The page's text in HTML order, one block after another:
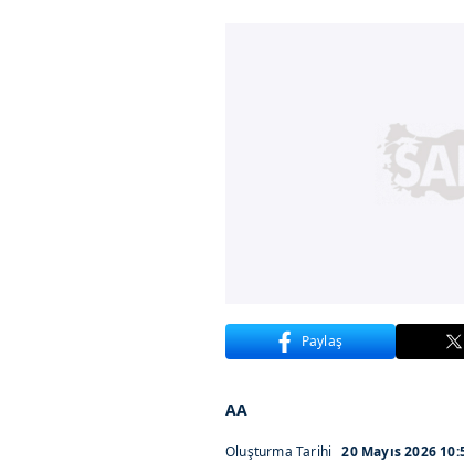
Paylaş
AA
Oluşturma Tarihi 20 Mayıs 2026